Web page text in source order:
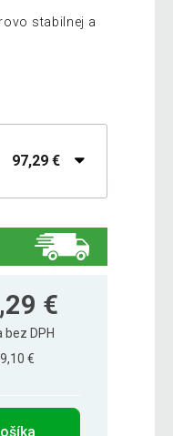
stabilnej a
97,29 €
129,59 €
€
bez DPH
€